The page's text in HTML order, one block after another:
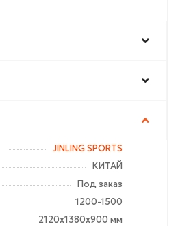
JINLING SPORTS
КИТАЙ
Под заказ
1200-1500
2120х1380х900 мм